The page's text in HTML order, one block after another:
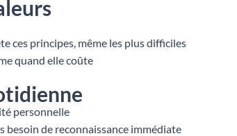
ces principes, même les plus difficiles
quand elle coûte
personnelle
de reconnaissance immédiate